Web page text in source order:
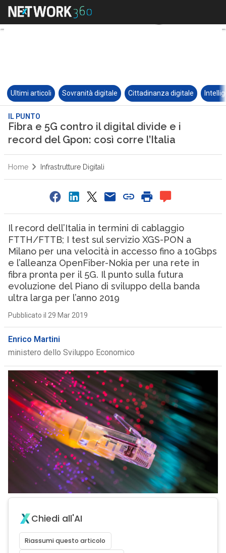
Ultimi articoli Sovranità digitale Cittadinanza digitale
IL PUNTO
Fibra e 5G contro il digital divide e i
record del Gpon: così corre l’Italia
Home Infrastrutture Digitali
Il record dell’Italia in termini di cablaggio
FTTH/FTTB; I test sul servizio XGS-PON a
Milano per una velocità in accesso fino a 10Gbps
e l’alleanza OpenFiber-Nokia per una rete in
fibra pronta per il 5G. Il punto sulla futura
evoluzione del Piano di sviluppo della banda
ultra larga per l’anno 2019
Pubblicato il 29 Mar 2019
Enrico Martini
ministero dello Sviluppo Economico
Chiedi all'AI
Riassumi questo articolo